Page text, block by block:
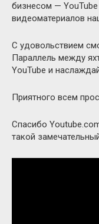
бизнесом —
видеоматериалов
С удовольствием
Параллель между
YouTube и
Приятного всем
Спасибо
такой